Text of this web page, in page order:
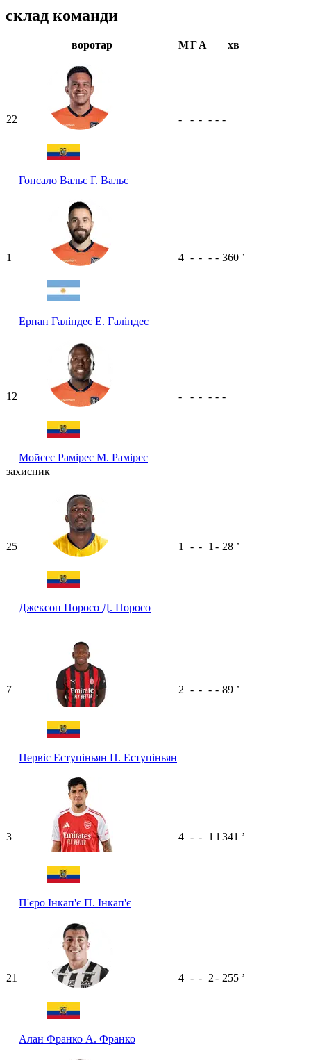
склад команди
воротар МГА хв
22
Гонсало Вальє Г. Вальє
- - - - - -
1
Ернан Галіндес Е. Галіндес
4 - - - - 360 ʼ
12
Мойсес Рамірес М. Рамірес
- - - - - -
захисник
25
Джексон Поросо Д. Поросо
1 - - 1 - 28 ʼ
7
Первіс Еступіньян П. Еступіньян
2 - - - - 89 ʼ
3
П'єро Інкап'є П. Інкап'є
4 - - 1 1 341 ʼ
21
Алан Франко А. Франко
4 - - 2- 255 ʼ